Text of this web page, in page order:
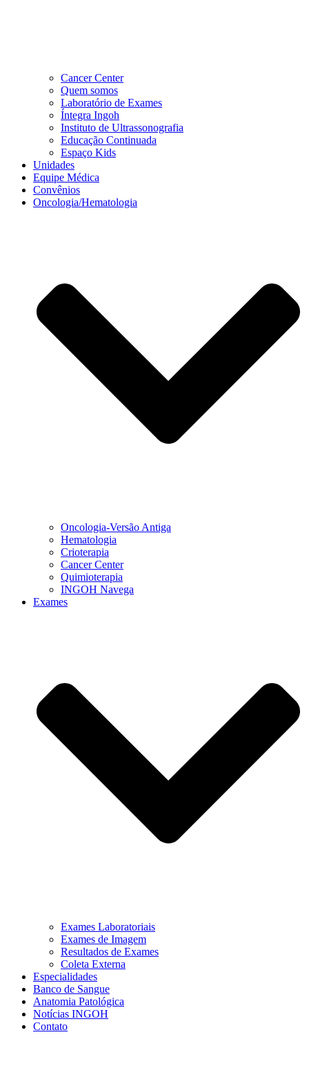
Cancer Center
Quem somos
Laboratório de Exames
Íntegra Ingoh
Instituto de Ultrassonografia
Educação Continuada
Espaço Kids
Unidades
Equipe Médica
Convênios
Oncologia/Hematologia
Oncologia-Versão Antiga
Hematologia
Crioterapia
Cancer Center
Quimioterapia
INGOH Navega
Exames
Exames Laboratoriais
Exames de Imagem
Resultados de Exames
Coleta Externa
Especialidades
Banco de Sangue
Anatomia Patológica
Notícias INGOH
Contato